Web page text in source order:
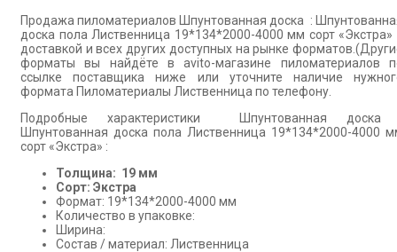
Продажа пиломатериалов Шпунтованная доска :
доска пола Лиственница 19*134*2000-4000 мм сорт «Экстра»
доставкой и всех других доступных на рынке
форматы вы найдёте в avito-магазине пиломатериалов
ссылке поставщика ниже или уточните наличие
формата Пиломатериалы Лиственница по телефону.
Подробные характеристики Шпунтованная доска
Шпунтованная доска пола Лиственница 19*134*2000-4000
сорт «Экстра» :
Толщина: 19 мм
Сорт: Экстра
Формат: 19*134*2000-4000 мм
Количество в упаковке:
Ширина:
Состав / материал: Лиственница